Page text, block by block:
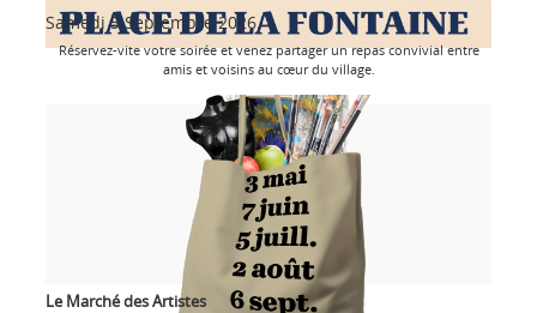
Samedi 5 Septembre 2026
Réservez-vite votre soirée et venez partager un repas convivial entre
amis et voisins au cœur du village.
Le Marché des Artistes